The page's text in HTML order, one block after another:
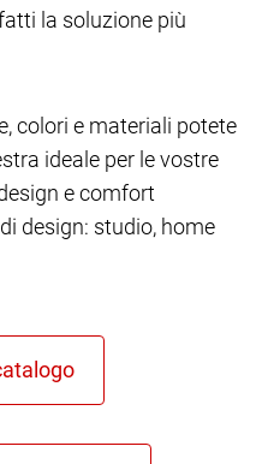
la soluzione più
colori e materiali potete
ideale per le vostre
e comfort
design: studio, home